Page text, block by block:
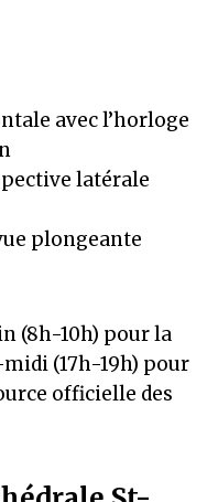
avec l’horloge
latérale
plongeante
(8h-10h) pour la
(17h-19h) pour
officielle des